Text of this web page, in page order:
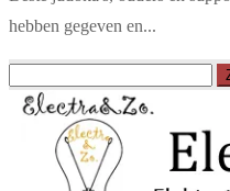
hebben gegeven en...
naar: